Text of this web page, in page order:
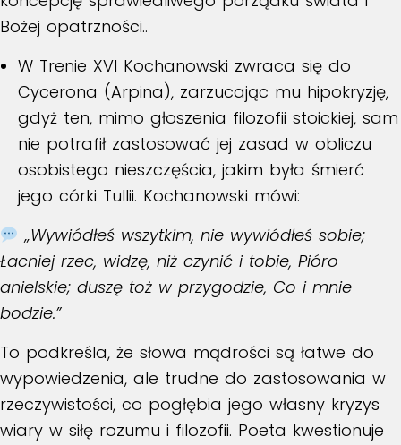
Bożej opatrzności..
W Trenie XVI Kochanowski zwraca się do
Cycerona (Arpina), zarzucając mu hipokryzję,
gdyż ten, mimo głoszenia filozofii stoickiej, sam
nie potrafił zastosować jej zasad w obliczu
osobistego nieszczęścia, jakim była śmierć
jego córki Tullii. Kochanowski mówi:
„Wywiódłeś wszytkim, nie wywiódłeś sobie;
Łacniej rzec, widzę, niż czynić i tobie, Pióro
anielskie; duszę toż w przygodzie, Co i mnie
bodzie.”
To podkreśla, że słowa mądrości są łatwe do
wypowiedzenia, ale trudne do zastosowania w
rzeczywistości, co pogłębia jego własny kryzys
wiary w siłę rozumu i filozofii. Poeta kwestionuje